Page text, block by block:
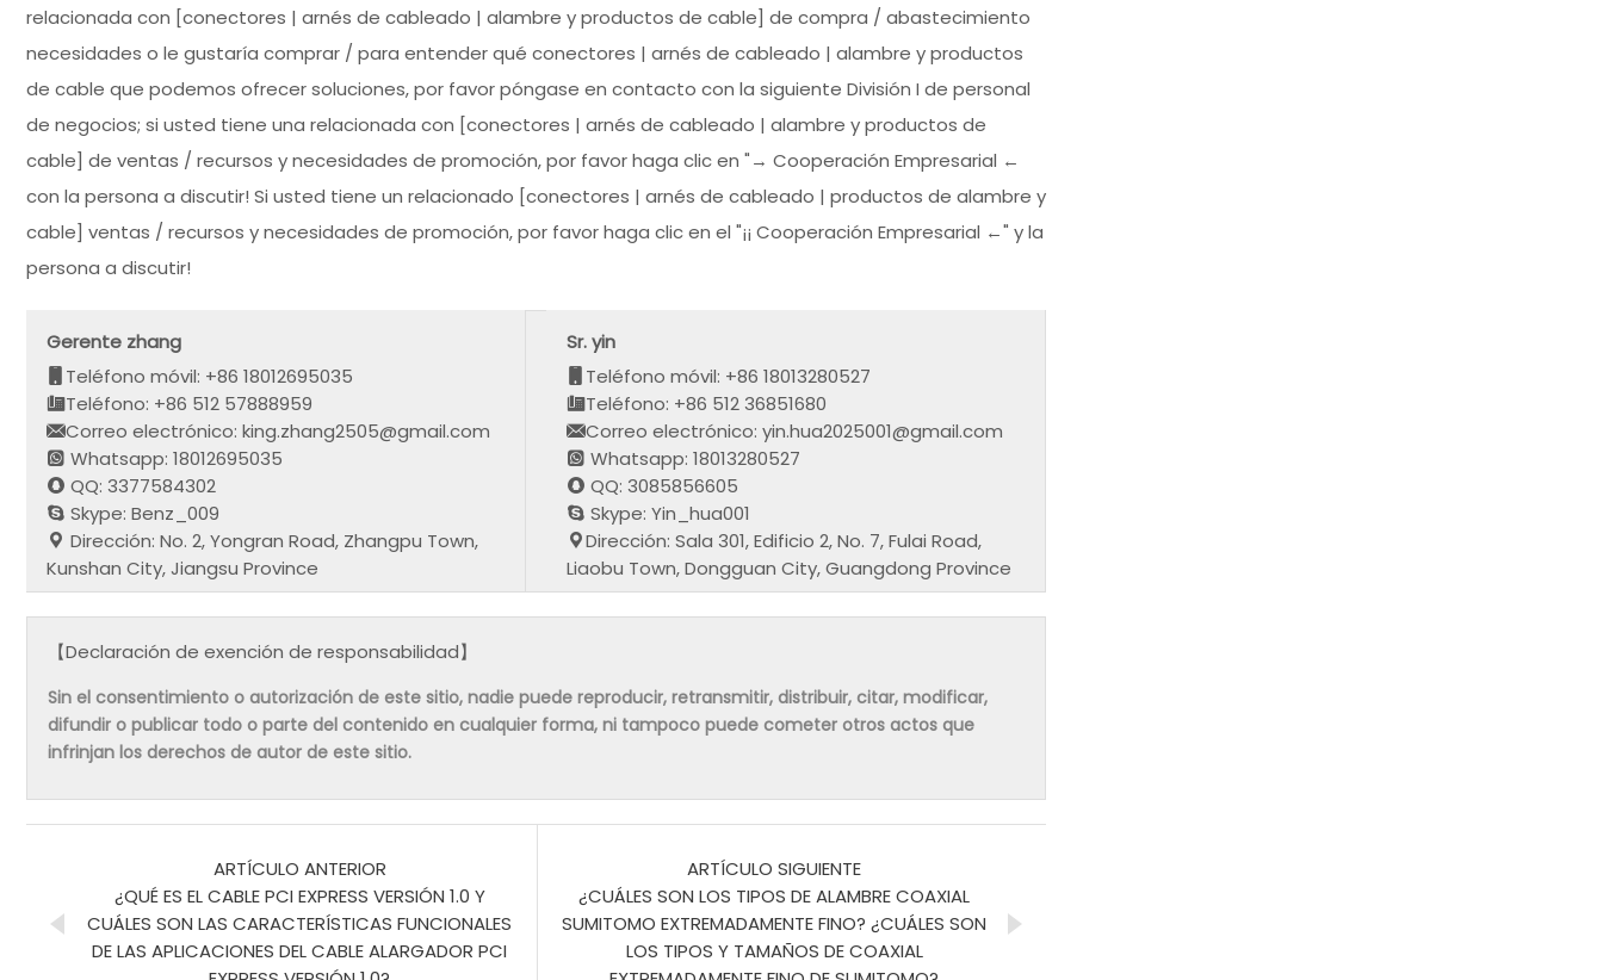
relacionada con [conectores | arnés de cableado | alambre y productos de cable] de compra / abastecimiento
necesidades o le gustaría comprar / para entender qué conectores | arnés de cableado | alambre y productos
de cable que podemos ofrecer soluciones, por favor póngase en contacto con la siguiente División I de personal
de negocios; si usted tiene una relacionada con [conectores | arnés de cableado | alambre y productos de
cable] de ventas / recursos y necesidades de promoción, por favor haga clic en "→ Cooperación Empresarial ←
con la persona a discutir! Si usted tiene un relacionado [conectores | arnés de cableado | productos de alambre y
cable] ventas / recursos y necesidades de promoción, por favor haga clic en el "¡¡ Cooperación Empresarial ←" y la
persona a discutir!
Gerente zhang
Teléfono móvil: +86 18012695035
Teléfono: +86 512 57888959
Correo electrónico: king.zhang2505@gmail.com
Whatsapp: 18012695035
QQ: 3377584302
Skype: Benz_009
Dirección: No. 2, Yongran Road, Zhangpu Town,
Kunshan City, Jiangsu Province
Sr. yin
Teléfono móvil: +86 18013280527
Teléfono: +86 512 36851680
Correo electrónico: yin.hua2025001@gmail.com
Whatsapp: 18013280527
QQ: 3085856605
Skype: Yin_hua001
Dirección: Sala 301, Edificio 2, No. 7, Fulai Road,
Liaobu Town, Dongguan City, Guangdong Province
【Declaración de exención de responsabilidad】
Sin el consentimiento o autorización de este sitio, nadie puede reproducir, retransmitir, distribuir, citar, modificar,
difundir o publicar todo o parte del contenido en cualquier forma, ni tampoco puede cometer otros actos que
infrinjan los derechos de autor de este sitio.
ARTÍCULO ANTERIOR
¿QUÉ ES EL CABLE PCI EXPRESS VERSIÓN 1.0 Y
CUÁLES SON LAS CARACTERÍSTICAS FUNCIONALES
DE LAS APLICACIONES DEL CABLE ALARGADOR PCI
ARTÍCULO SIGUIENTE
¿CUÁLES SON LOS TIPOS DE ALAMBRE COAXIAL
SUMITOMO EXTREMADAMENTE FINO? ¿CUÁLES SON
LOS TIPOS Y TAMAÑOS DE COAXIAL